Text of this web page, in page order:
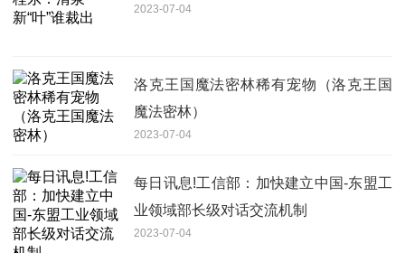
2023-07-04
洛克王国魔法密林稀有宠物（洛克王国
魔法密林）
2023-07-04
每日讯息!工信部：加快建立中国-东盟工
业领域部长级对话交流机制
2023-07-04